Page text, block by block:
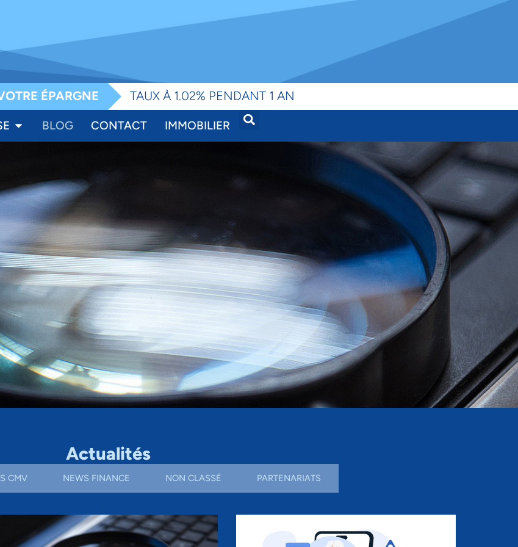
ÉPARGNE TAUX À 1.02% PENDANT 1 AN
BLOG CONTACT IMMOBILIER
Actualités
CMV NEWS FINANCE NON CLASSÉ PARTENARIATS